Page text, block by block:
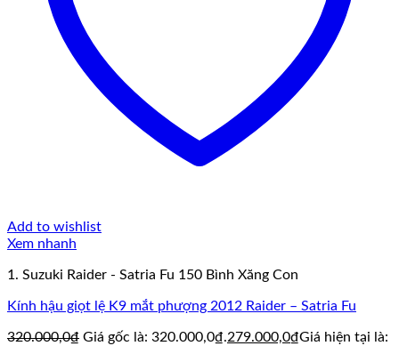
Add to wishlist
Xem nhanh
1. Suzuki Raider - Satria Fu 150 Bình Xăng Con
Kính hậu giọt lệ K9 mắt phượng 2012 Raider – Satria Fu
320.000,0₫ Giá gốc là: 320.000,0₫.279.000,0₫Giá hiện tại là: